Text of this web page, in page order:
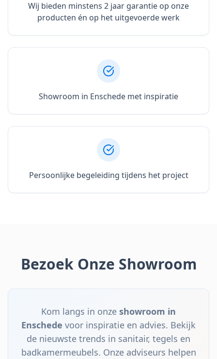
Wij bieden minstens 2 jaar garantie op onze
producten én op het uitgevoerde werk
Showroom in Enschede met inspiratie
Persoonlijke begeleiding tijdens het project
Bezoek Onze Showroom
Kom langs in onze showroom in
Enschede voor inspiratie en advies. Bekijk
de nieuwste trends in sanitair, tegels en
badkamermeubels. Onze adviseurs helpen